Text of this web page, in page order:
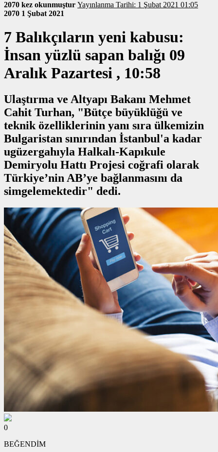
2070 kez okunmuştur Yayınlanma Tarihi: 1 Şubat 2021 01:05
2070 1 Şubat 2021
7 Balıkçıların yeni kabusu:
İnsan yüzlü sapan balığı 09
Aralık Pazartesi , 10:58
Ulaştırma ve Altyapı Bakanı Mehmet
Cahit Turhan, "Bütçe büyüklüğü ve
teknik özelliklerinin yanı sıra ülkemizin
Bulgaristan sınırından İstanbul'a kadar
ugüzergahıyla Halkalı-Kapıkule
Demiryolu Hattı Projesi coğrafi olarak
Türkiye’nin AB’ye bağlanmasını da
simgelemektedir" dedi.
0
BEĞENDİM